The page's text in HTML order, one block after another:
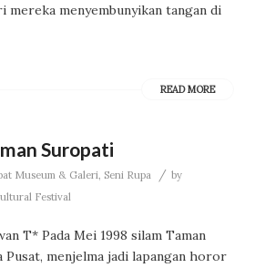
mereka menyembunyikan tangan di
READ MORE
Suropati
Museum & Galeri Seni Rupa / by
Festival
T* Pada Mei 1998 silam Taman
menjelma jadi lapangan horor